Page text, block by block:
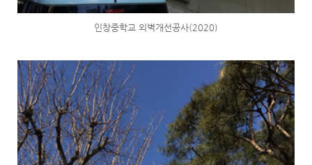
인창중학교 외벽개선공사(2020)